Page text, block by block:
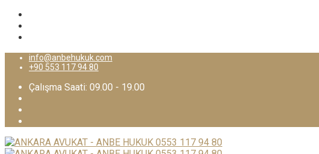
info@anbehukuk.com
+90 553 117 94 80
Çalışma Saati: 09.00 - 19.00